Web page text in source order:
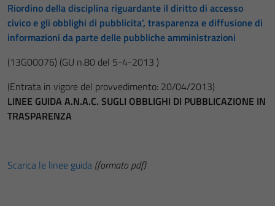
Riordino della disciplina riguardante il diritto di accesso
civico e gli obblighi di pubblicita’, trasparenza e diffusione di
informazioni da parte delle pubbliche amministrazioni
(13G00076) (GU n.80 del 5-4-2013 )
(Entrata in vigore del provvedimento: 20/04/2013)
LINEE GUIDA A.N.A.C. SUGLI OBBLIGHI DI PUBBLICAZIONE IN
TRASPARENZA
Scarica le linee guida (formato pdf)